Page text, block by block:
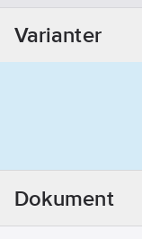
Varianter
Dokument